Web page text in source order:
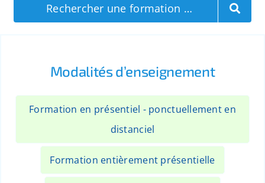
Rechercher une formation …
Modalités d’enseignement
Formation en présentiel - ponctuellement en
distanciel
Formation entièrement présentielle